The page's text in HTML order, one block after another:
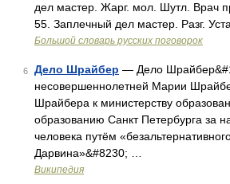
дел мастер. Жарг. мол. Шутл. Врач
55. Заплечный дел мастер. Разг.
Большой словарь русских поговорок
6 Дело Шрайбер — Дело
несовершеннолетней Марии
Шрайбера к министерству
образованию Санкт Петербурга за
человека путём
Дарвина»&#8230; …
Википедия